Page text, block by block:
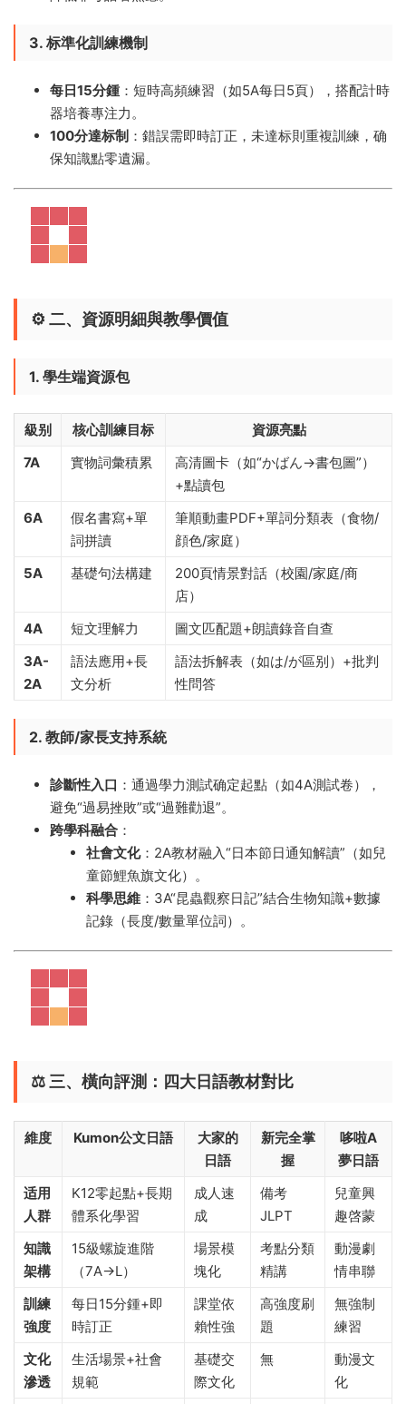
3. 标準化訓練機制
每日15分鍾 ​：短時高頻練習（如5A每日5頁），搭配計時
器培養專注力。
100分達标制 ​：錯誤需即時訂正，未達标則重複訓練，确
保知識點零遺漏。
⚙️ ​二、資源明細與教學價值
1. 學生端資源包
級别 核心訓練目标
資源亮點
7A
實物詞彙積累
高清圖卡（如“かばん→書包圖”）
+點讀包
6A
假名書寫+單
詞拼讀
筆順動畫PDF+單詞分類表（食物/
顔色/家庭）
5A
基礎句法構建
200頁情景對話（校園/家庭/商
店）
4A
短文理解力
圖文匹配題+朗讀錄音自查
3A-
2A
語法應用+長
文分析
語法拆解表（如は/が區别）+批判
性問答
2. 教師/家長支持系統
診斷性入口 ​：通過學力測試确定起點（如4A測試卷），
避免“過易挫敗”或“過難勸退”。
跨學科融合 ​：
社會文化​：2A教材融入“日本節日通知解讀”（如兒
童節鯉魚旗文化）。
科學思維 ​：3A“昆蟲觀察日記”結合生物知識+數據
記錄（長度/數量單位詞）。
⚖️ ​ 三、橫向評測：四大日語教材對比
維度 Kumon公文日語
大家的
日語
新完全掌
握
哆啦A
夢日語
适用
人群
K12零起點+長期
體系化學習
成人速
成
備考
JLPT
兒童興
趣啓蒙
知識
架構
15級螺旋進階
（7A→L）
場景模
塊化
考點分類
精講
動漫劇
情串聯
訓練
強度
每日15分鍾+即
時訂正
課堂依
賴性強
高強度刷
題
無強制
練習
文化
滲透
生活場景+社會
規範
基礎交
際文化
無
動漫文
化